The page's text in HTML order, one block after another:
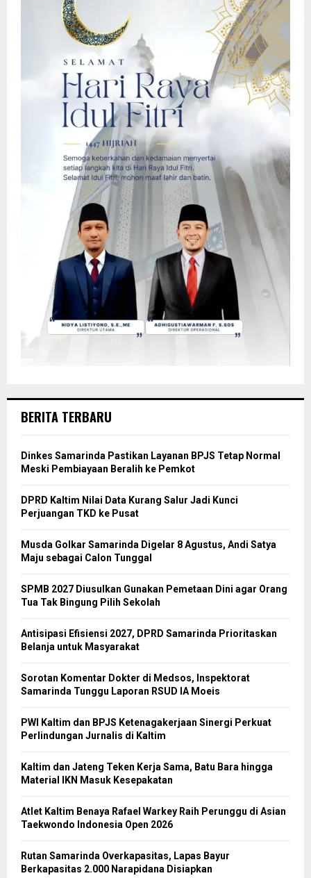
BERITA TERBARU
Dinkes Samarinda Pastikan Layanan BPJS Tetap Normal
Meski Pembiayaan Beralih ke Pemkot
DPRD Kaltim Nilai Data Kurang Salur Jadi Kunci
Perjuangan TKD ke Pusat
Musda Golkar Samarinda Digelar 8 Agustus, Andi Satya
Maju sebagai Calon Tunggal
SPMB 2027 Diusulkan Gunakan Pemetaan Dini agar Orang
Tua Tak Bingung Pilih Sekolah
Antisipasi Efisiensi 2027, DPRD Samarinda Prioritaskan
Belanja untuk Masyarakat
Sorotan Komentar Dokter di Medsos, Inspektorat
Samarinda Tunggu Laporan RSUD IA Moeis
PWI Kaltim dan BPJS Ketenagakerjaan Sinergi Perkuat
Perlindungan Jurnalis di Kaltim
Kaltim dan Jateng Teken Kerja Sama, Batu Bara hingga
Material IKN Masuk Kesepakatan
Atlet Kaltim Benaya Rafael Warkey Raih Perunggu di Asian
Taekwondo Indonesia Open 2026
Rutan Samarinda Overkapasitas, Lapas Bayur
Berkapasitas 2.000 Narapidana Disiapkan